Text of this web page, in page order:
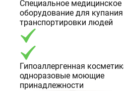
Специальное медицинское
оборудование для купания
транспортировки людей
Гипоаллергенная
одноразовые моющие
принадлежности